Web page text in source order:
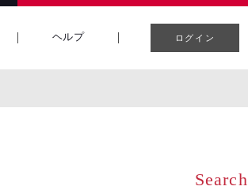
ヘルプ ログイン
Search